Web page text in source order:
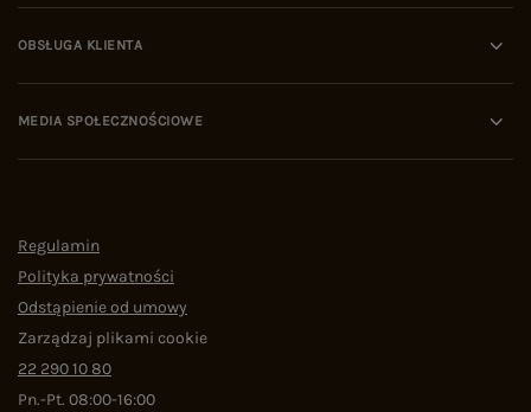
OBSŁUGA KLIENTA
MEDIA SPOŁECZNOŚCIOWE
Regulamin
Polityka prywatności
Odstąpienie od umowy
Zarządzaj plikami cookie
22 290 10 80
Pn.-Pt. 08:00-16:00